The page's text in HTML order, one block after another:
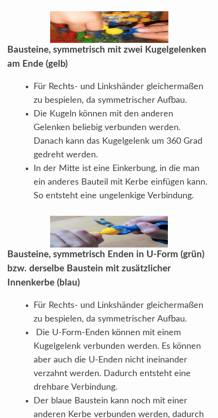
Bausteine, symmetrisch mit zwei Kugelgelenken
am Ende (gelb)
Für Rechts- und Linkshänder gleichermaßen
zu bespielen, da symmetrischer Aufbau.
Die Kugeln können mit den anderen
Gelenken beliebig verbunden werden.
Danach kann das Kugelgelenk um 360 Grad
gedreht werden.
In der Mitte ist eine Einkerbung, in die man
ein anderes Bauteil mit Kerbe einfügen kann.
So entsteht eine ungelenkige Verbindung.
Bausteine, symmetrisch Enden in U-Form (grün)
bzw. derselbe Baustein mit zusätzlicher
Innenkerbe (blau)
Für Rechts- und Linkshänder gleichermaßen
zu bespielen, da symmetrischer Aufbau.
Die U-Form-Enden können mit einem
Kugelgelenk verbunden werden. Es können
aber auch die U-Enden nicht ineinander
verzahnt werden. Dadurch entsteht eine
drehbare Verbindung.
Der blaue Baustein kann noch mit einer
anderen Kerbe verbunden werden, dadurch